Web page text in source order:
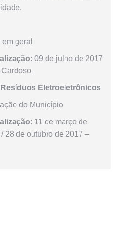
geral
09 de julho de 2017
Eletroeletrônicos
do Município
11 de março de
28 de outubro de 2017 –